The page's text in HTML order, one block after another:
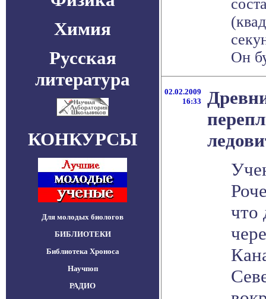
Химия
Русская
литература
КОНКУРСЫ
Для молодых биологов
БИБЛИОТЕКИ
Библиотека Хроноса
Научпоп
РАДИО
Он
02.02.2009
16:33
что